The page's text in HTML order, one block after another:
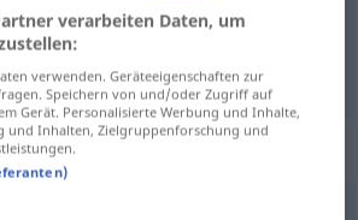
Vergangenheit
für "bewältigen"
verarbeiten Daten, um
verwenden. Geräteeigenschaften zur
Speichern von und/oder Zugriff auf
Gerät. Personalisierte Werbung und Inhalte,
und Inhalten, Zielgruppenforschung und